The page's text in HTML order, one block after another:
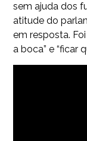
sem ajuda dos
atitude do
em resposta.
a boca” e “ficar